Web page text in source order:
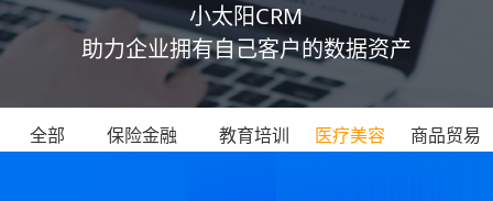
小太阳CRM
助力企业拥有自己客户的数据资产
全部 保险金融 教育培训 医疗美容 商品贸易